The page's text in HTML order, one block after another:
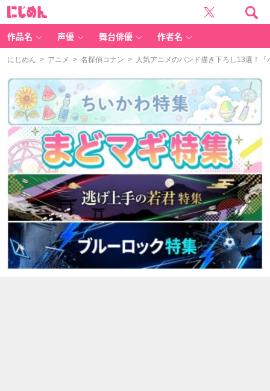
作品名 声優 舞台俳優 作者名
にじめん > アニメ > 名探偵コナン > 人気アニメのバンド描き下ろし13選！